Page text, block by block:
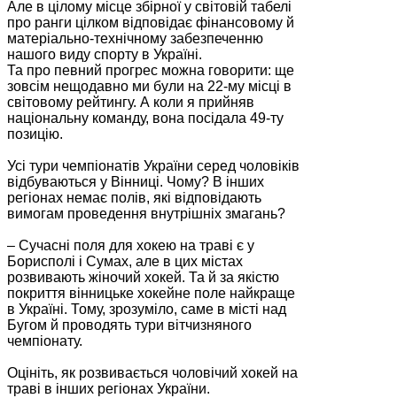
Але в цілому місце збірної у світовій табелі
про ранги цілком відповідає фінансовому й
матеріально-технічному забезпеченню
нашого виду спорту в Україні.
Та про певний прогрес можна говорити: ще
зовсім нещодавно ми були на 22-му місці в
світовому рейтингу. А коли я прийняв
національну команду, вона посідала 49-ту
позицію.
Усі тури чемпіонатів України серед чоловіків
відбуваються у Вінниці. Чому? В інших
регіонах немає полів, які відповідають
вимогам проведення внутрішніх змагань?
– Сучасні поля для хокею на траві є у
Борисполі і Сумах, але в цих містах
розвивають жіночий хокей. Та й за якістю
покриття вінницьке хокейне поле найкраще
в Україні. Тому, зрозуміло, саме в місті над
Бугом й проводять тури вітчизняного
чемпіонату.
Оцініть, як розвивається чоловічий хокей на
траві в інших регіонах України.